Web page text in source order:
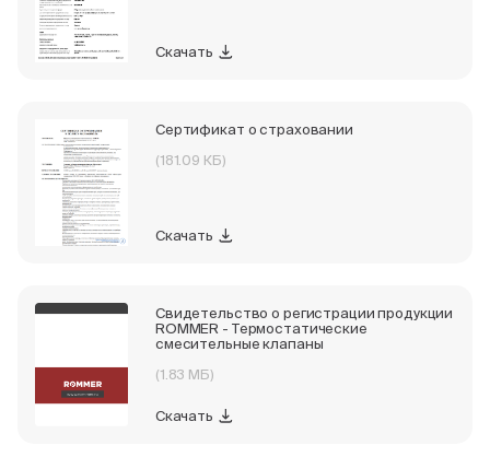
Скачать
Сертификат о страховании
(181.09 КБ)
Скачать
Свидетельство о регистрации продукции
ROMMER - Термостатические
смесительные клапаны
(1.83 МБ)
Скачать